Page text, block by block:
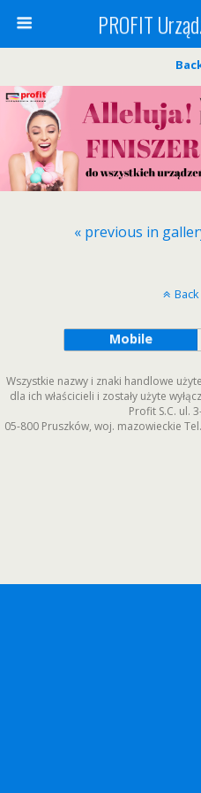
PROFIT
« previous in
Mobile
Wszystkie nazwy i znaki handlowe
dla ich właścicieli i zostały użyte
Profit S.C. ul.
05-800 Pruszków, woj. mazowieckie Tel.